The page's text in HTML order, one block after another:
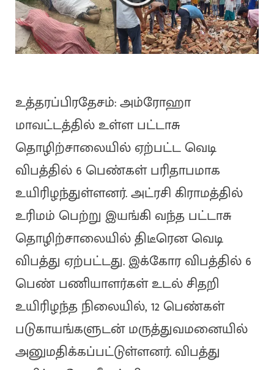
உத்தரப்பிரதேசம்: அம்ரோஹா
மாவட்டத்தில் உள்ள பட்டாசு
தொழிற்சாலையில் ஏற்பட்ட வெடி
விபத்தில் 6 பெண்கள் பரிதாபமாக
உயிரிழந்துள்ளனர். அட்ரசி கிராமத்தில்
உரிமம் பெற்று இயங்கி வந்த பட்டாசு
தொழிற்சாலையில் திடீரென வெடி
விபத்து ஏற்பட்டது. இக்கோர விபத்தில் 6
பெண் பணியாளர்கள் உடல் சிதறி
உயிரிழந்த நிலையில், 12 பெண்கள்
படுகாயங்களுடன் மருத்துவமனையில்
அனுமதிக்கப்பட்டுள்ளனர். விபத்து